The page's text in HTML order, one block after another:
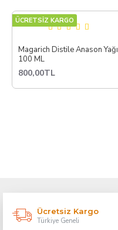
ÜCRETSİZ KARGO
Magarich Distile Anason Yağı
100 ML
800,00TL
Ücretsiz Kargo
Türkiye Geneli